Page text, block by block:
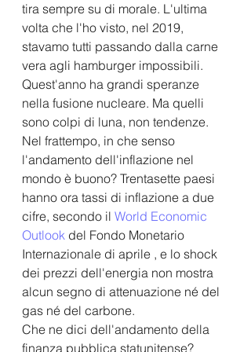
tira sempre su di morale. L'ultima
volta che l'ho visto, nel 2019,
stavamo tutti passando dalla carne
vera agli hamburger impossibili.
Quest'anno ha grandi speranze
nella fusione nucleare. Ma quelli
sono colpi di luna, non tendenze.
Nel frattempo, in che senso
l'andamento dell'inflazione nel
mondo è buono? Trentasette paesi
hanno ora tassi di inflazione a due
cifre, secondo il World Economic
Outlook del Fondo Monetario
Internazionale di aprile , e lo shock
dei prezzi dell'energia non mostra
alcun segno di attenuazione né del
gas né del carbone.
Che ne dici dell'andamento della
finanza pubblica statunitense?